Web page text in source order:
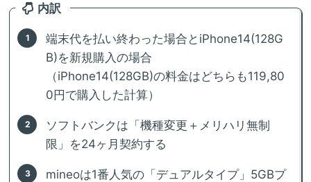
内訳
端末代を払い終わった場合とiPhone14(128G
B)を新規購入の場合
（iPhone14(128GB)の料金はどちらも119,80
0円で購入した計算）
ソフトバンクは「機種変更＋メリハリ無制
限」を24ヶ月契約する
mineoは1番人気の「デュアルタイプ」5GBプ